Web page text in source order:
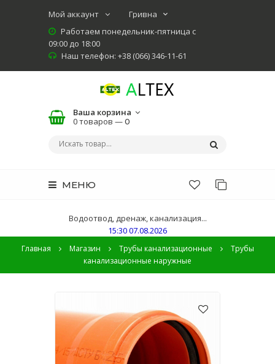
Мой аккаунт
Работаем понедельник-пятница с
09:00 до 18:00
Наш телефон: +38 (066) 346-11-61
Ваша корзина
0 товаров —0
МЕНЮ
Водоотвод, дренаж, канализация...
15:30 07.08.2026
Главная Магазин Трубы канализационные
Трубы
канализационные наружные